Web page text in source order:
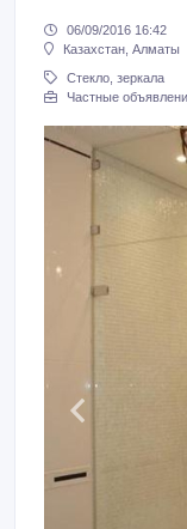
06/09/2016 16:42
Казахстан, Алматы
Стекло, зеркала
Частные